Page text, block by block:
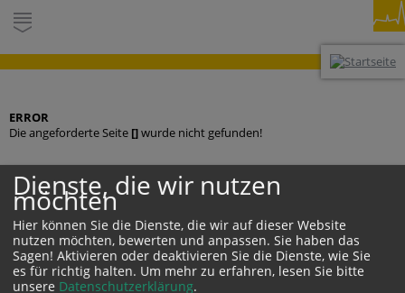
ERROR
Die angeforderte Seite []wurde nicht gefunden!
KONTAKT
Dienste, die wir nutzen
möchten
Hier können Sie die Dienste, die wir auf dieser Website
nutzen möchten, bewerten und anpassen. Sie haben das
Sagen! Aktivieren oder deaktivieren Sie die Dienste, wie Sie
es für richtig halten. Um mehr zu erfahren, lesen Sie bitte
unsere Datenschutzerklärung.